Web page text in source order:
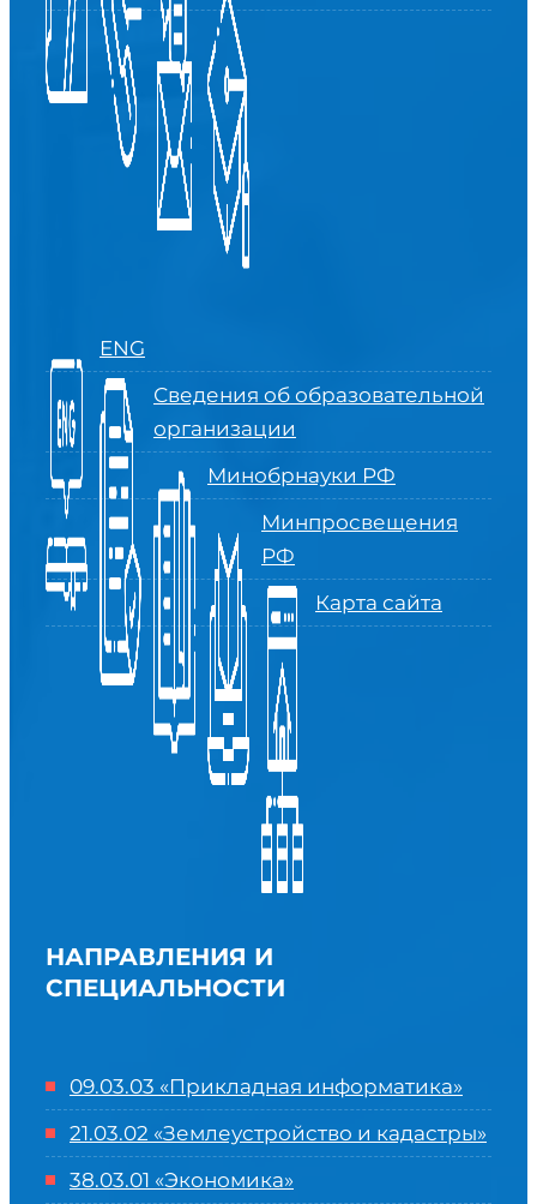
ENG
Сведения об образовательной
организации
Минобрнауки РФ
Минпросвещения
РФ
Карта сайта
НАПРАВЛЕНИЯ И
СПЕЦИАЛЬНОСТИ
09.03.03 «Прикладная информатика»
21.03.02 «Землеустройство и кадастры»
38.03.01 «Экономика»